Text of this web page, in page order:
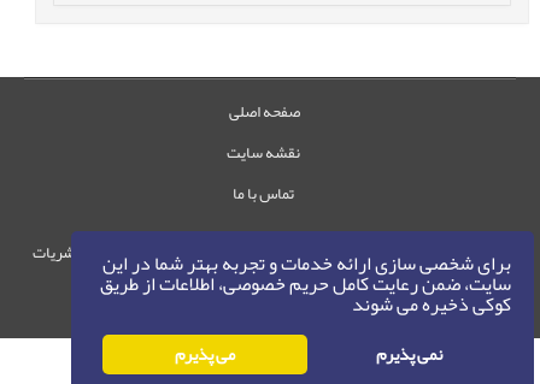
برای شخصی سازی ارائه خدمات و تجربه بهتر شما در این
سایت، ضمن رعایت کامل حریم خصوصی، اطلاعات از طریق
کوکی ذخیره می شوند
نمی پذیرم می پذیرم
صفحه اصلی
نقشه سایت
تماس با ما
حقوق این وب‌سایت متعلق به سامانه مدیریت نشریات
رایمگ است.